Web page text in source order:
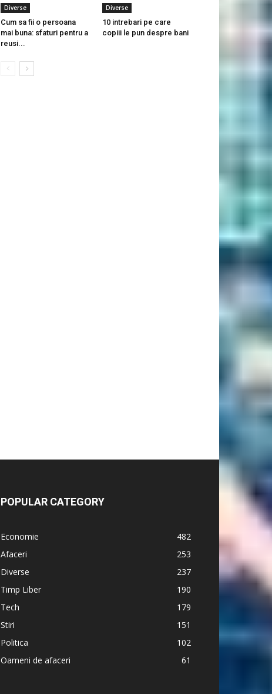
Diverse
Cum sa fii o persoana
mai buna: sfaturi pentru a
reusi...
Diverse
10 intrebari pe care
copiii le pun despre bani
POPULAR CATEGORY
Economie
482
Afaceri
253
Diverse
237
Timp Liber
190
Tech
179
Stiri
151
Politica
102
Oameni de afaceri
61